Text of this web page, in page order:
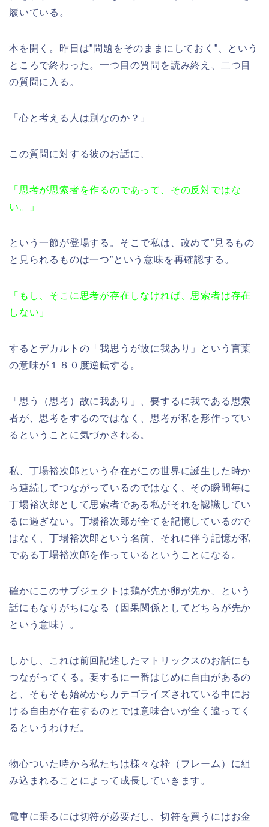
履いている。
本を開く。昨日は”問題をそのままにしておく”、という
ところで終わった。一つ目の質問を読み終え、二つ目
の質問に入る。
「心と考える人は別なのか？」
この質問に対する彼のお話に、
「思考が思索者を作るのであって、その反対ではな
い。」
という一節が登場する。そこで私は、改めて”見るもの
と見られるものは一つ”という意味を再確認する。
「もし、そこに思考が存在しなければ、思索者は存在
しない」
するとデカルトの「我思うが故に我あり」という言葉
の意味が１８０度逆転する。
「思う（思考）故に我あり」、要するに我である思索
者が、思考をするのではなく、思考が私を形作ってい
るということに気づかされる。
私、丁場裕次郎という存在がこの世界に誕生した時か
ら連続してつながっているのではなく、その瞬間毎に
丁場裕次郎として思索者である私がそれを認識してい
るに過ぎない。丁場裕次郎が全てを記憶しているので
はなく、丁場裕次郎という名前、それに伴う記憶が私
である丁場裕次郎を作っているということになる。
確かにこのサブジェクトは鶏が先か卵が先か、という
話にもなりがちになる（因果関係としてどちらが先か
という意味）。
しかし、これは前回記述したマトリックスのお話にも
つながってくる。要するに一番はじめに自由があるの
と、そもそも始めからカテゴライズされている中にお
ける自由が存在するのとでは意味合いが全く違ってく
るというわけだ。
物心ついた時から私たちは様々な枠（フレーム）に組
み込まれることによって成長していきます。
電車に乗るには切符が必要だし、切符を買うにはお金